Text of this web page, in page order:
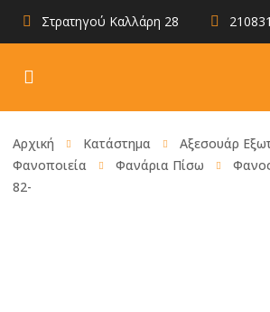
Στρατηγού Καλλάρη 28
Αρχική Κατάστημα
Αξεσουάρ
Φανοποιεία
Φανάρια Πίσω
82-